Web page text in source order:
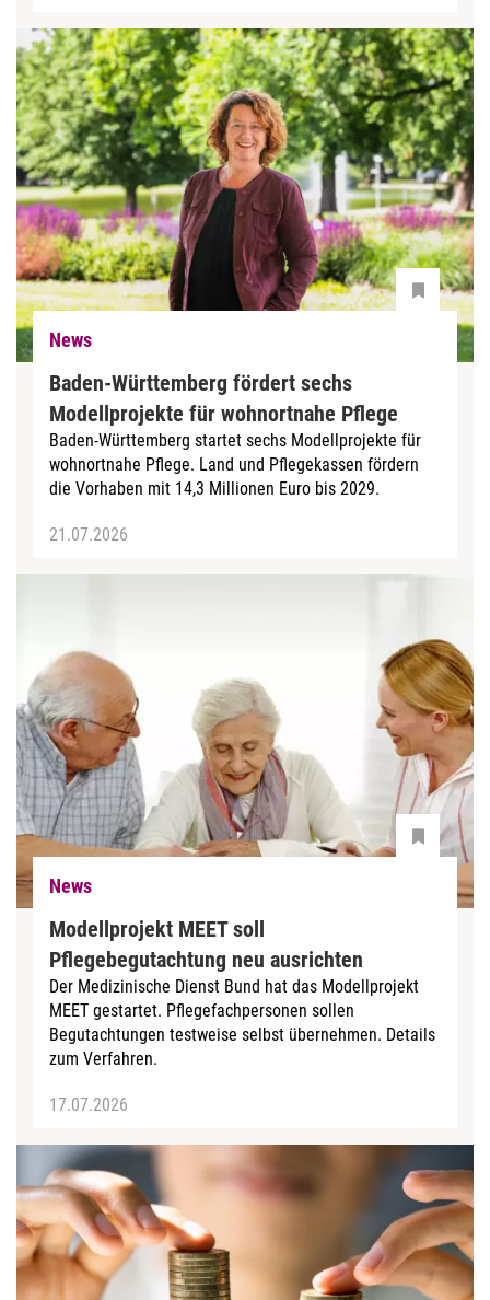
News
Baden-Württemberg fördert sechs
Modellprojekte für wohnortnahe Pflege
Baden-Württemberg startet sechs Modellprojekte für
wohnortnahe Pflege. Land und Pflegekassen fördern
die Vorhaben mit 14,3 Millionen Euro bis 2029.
21.07.2026
News
Modellprojekt MEET soll
Pflegebegutachtung neu ausrichten
Der Medizinische Dienst Bund hat das Modellprojekt
MEET gestartet. Pflegefachpersonen sollen
Begutachtungen testweise selbst übernehmen. Details
zum Verfahren.
17.07.2026